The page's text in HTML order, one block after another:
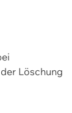
Löschung